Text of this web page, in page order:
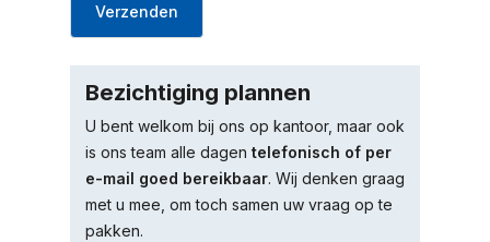
Verzenden
Bezichtiging plannen
U bent welkom bij ons op kantoor, maar ook
is ons team alle dagen telefonisch of per
e-mail goed bereikbaar. Wij denken graag
met u mee, om toch samen uw vraag op te
pakken.